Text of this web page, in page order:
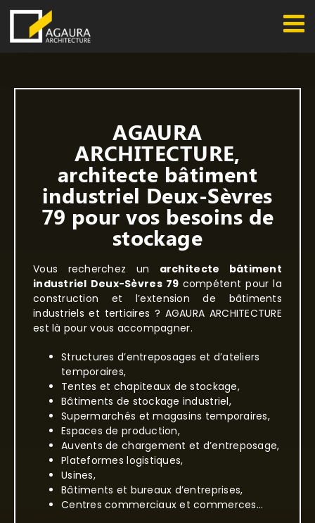
Passer
contenu
AGAURA
ARCHITECTURE,
architecte bâtiment
industriel Deux-Sèvres
79 pour vos besoins de
stockage
Vous recherchez un architecte bâtiment
industriel Deux-Sèvres 79 compétent pour la
construction et l’extension de bâtiments
industriels et tertiaires ? AGAURA ARCHITECTURE
est là pour vous accompagner.
Structures d’entreposages et d’ateliers
temporaires,
Tentes et chapiteaux de stockage,
Bâtiments de stockage industriel,
Supermarchés et magasins temporaires,
Espaces de production,
Auvents de chargement et d’entreposage,
Plateformes logistiques,
Usines,
Bâtiments et bureaux d’entreprises,
Centres commerciaux et commerces…